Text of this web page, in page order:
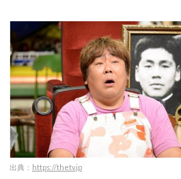
出典： https://thetv.jp